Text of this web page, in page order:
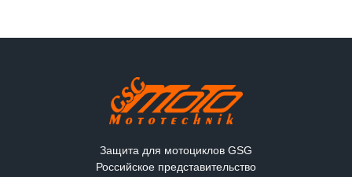
Защита для мотоциклов GSG
Российское представительство